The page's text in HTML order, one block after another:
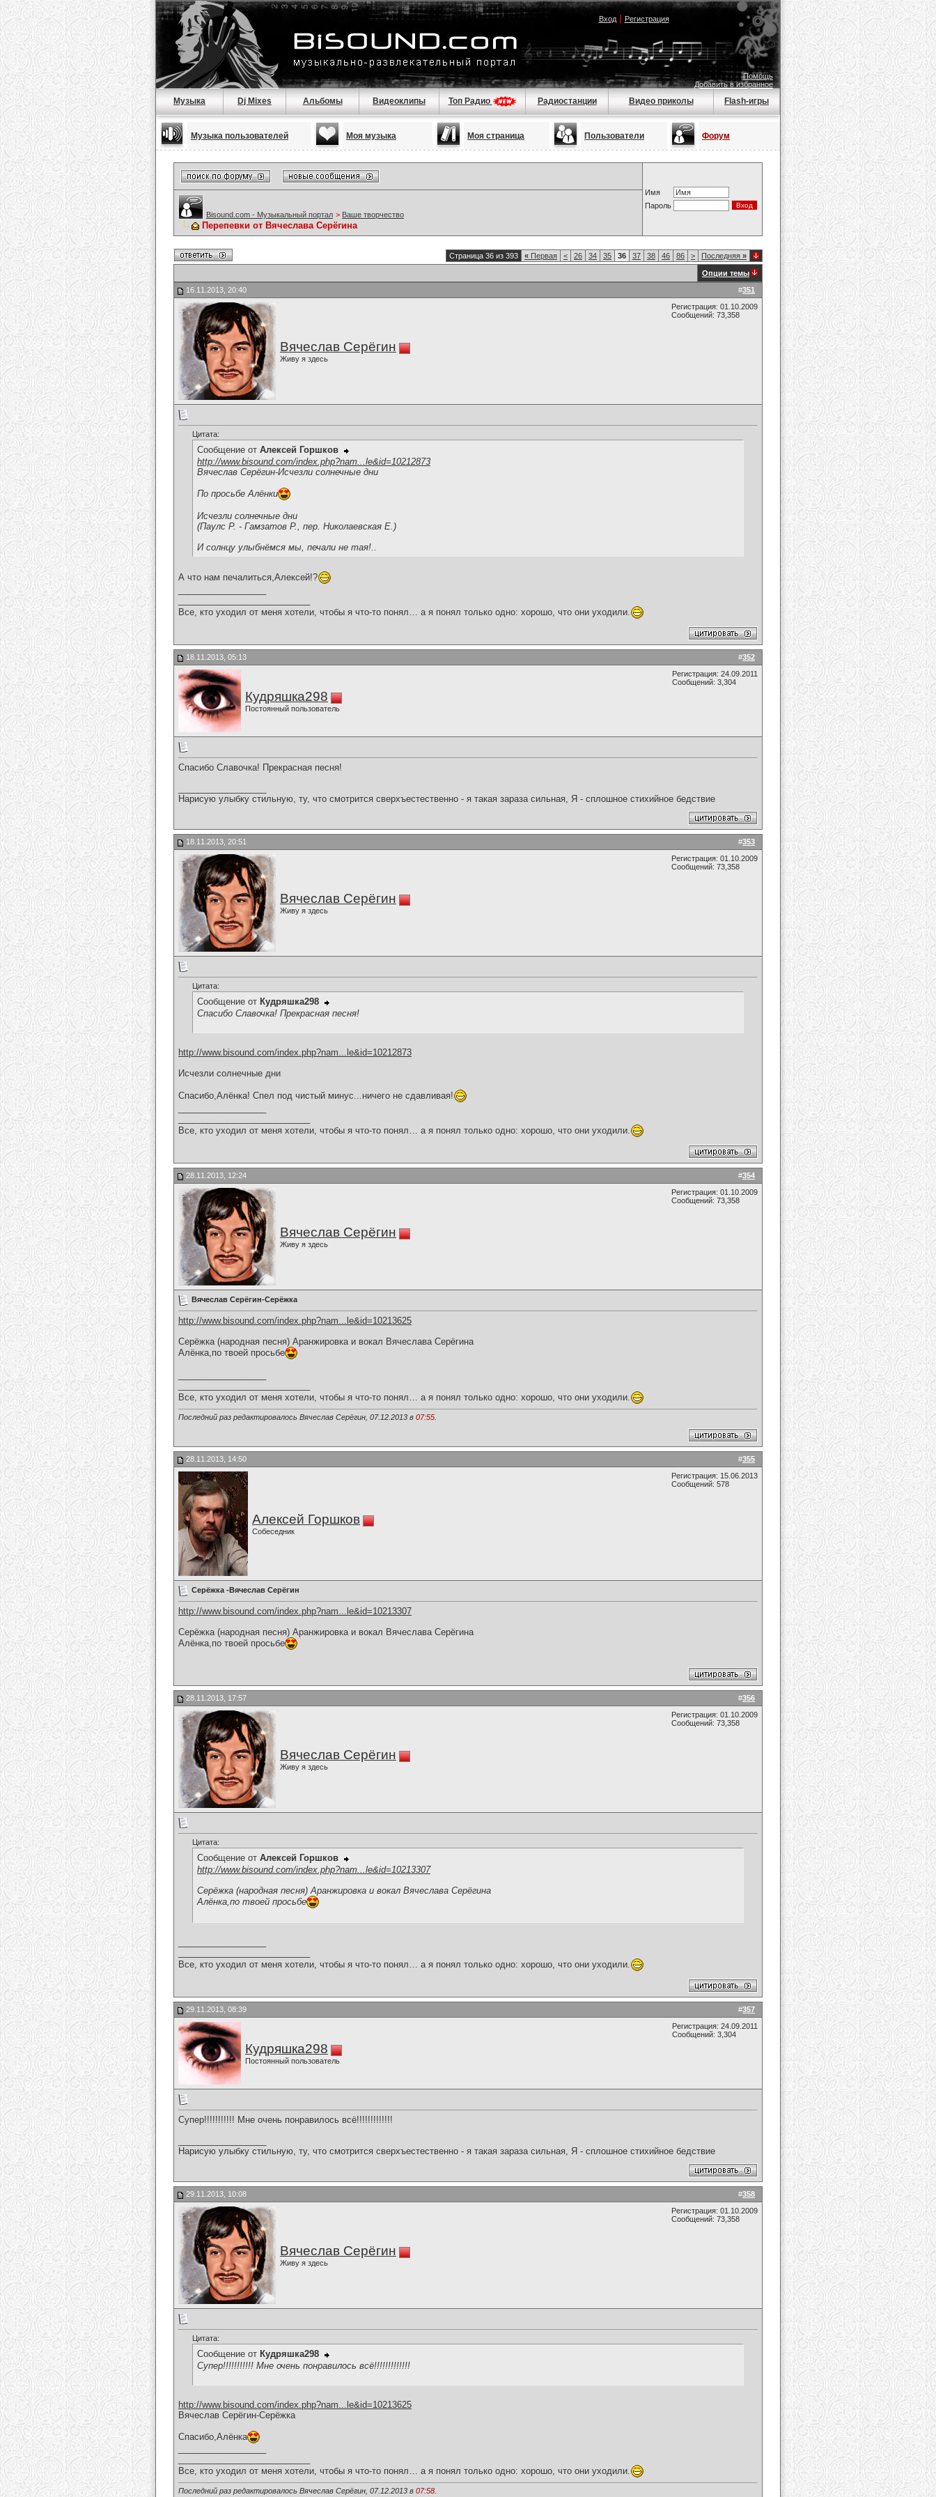
Вход| Регистрация
Помощь
Добавить в избранное
Музыка Dj Mixes Альбомы Видеоклипы Топ Радио Радиостанции Видео приколы Flash-игры
Музыка пользователей Моя музыка Моя страница Пользователи Форум
Имя
Пароль
Bisound.com - Музыкальный портал > Ваше творчество
Перепевки от Вячеслава Серёгина
Страница 36 из 393 « Первая < 26 34 35 36 37 38 46 86 > Последняя »
Опции темы
#351
16.11.2013, 20:40
Вячеслав Серёгин
Живу я здесь
Регистрация: 01.10.2009
Сообщений: 73,358
Цитата:
Сообщение от Алексей Горшков
http://www.bisound.com/index.php?nam...le&id=10212873
Вячеслав Серёгин-Исчезли солнечные дни
По просьбе Алёнки
Исчезли солнечные дни
(Паулс Р. - Гамзатов Р., пер. Николаевская Е.)
И солнцу улыбнёмся мы, печали не тая!..
А что нам печалиться,Алексей!?
Все, кто уходил от меня хотели, чтобы я что-то понял… а я понял только одно: хорошо, что они уходили.
#352
18.11.2013, 05:13
Кудряшка298
Постоянный пользователь
Регистрация: 24.09.2011
Сообщений: 3,304
Спасибо Славочка! Прекрасная песня!
Нарисую улыбку стильную, ту, что смотрится сверхъестественно - я такая зараза сильная, Я - сплошное стихийное бедствие
#353
18.11.2013, 20:51
Вячеслав Серёгин
Живу я здесь
Регистрация: 01.10.2009
Сообщений: 73,358
Цитата:
Сообщение от Кудряшка298
Спасибо Славочка! Прекрасная песня!
http://www.bisound.com/index.php?nam...le&id=10212873
Исчезли солнечные дни
Спасибо,Алёнка! Спел под чистый минус...ничего не сдавливая!
Все, кто уходил от меня хотели, чтобы я что-то понял… а я понял только одно: хорошо, что они уходили.
#354
28.11.2013, 12:24
Вячеслав Серёгин
Живу я здесь
Регистрация: 01.10.2009
Сообщений: 73,358
Вячеслав Серёгин-Серёжка
http://www.bisound.com/index.php?nam...le&id=10213625
Серёжка (народная песня) Аранжировка и вокал Вячеслава Серёгина
Алёнка,по твоей просьбе
Все, кто уходил от меня хотели, чтобы я что-то понял… а я понял только одно: хорошо, что они уходили.
Последний раз редактировалось Вячеслав Серёгин, 07.12.2013 в 07:55
#355
28.11.2013, 14:50
Алексей Горшков
Собеседник
Регистрация: 15.06.2013
Сообщений: 578
Серёжка -Вячеслав Серёгин
http://www.bisound.com/index.php?nam...le&id=10213307
Серёжка (народная песня) Аранжировка и вокал Вячеслава Серёгина
Алёнка,по твоей просьбе
#356
28.11.2013, 17:57
Вячеслав Серёгин
Живу я здесь
Регистрация: 01.10.2009
Сообщений: 73,358
Цитата:
Сообщение от Алексей Горшков
http://www.bisound.com/index.php?nam...le&id=10213307
Серёжка (народная песня) Аранжировка и вокал Вячеслава Серёгина
Алёнка,по твоей просьбе
Все, кто уходил от меня хотели, чтобы я что-то понял… а я понял только одно: хорошо, что они уходили.
#357
29.11.2013, 08:39
Кудряшка298
Постоянный пользователь
Регистрация: 24.09.2011
Сообщений: 3,304
Супер!!!!!!!!!!! Мне очень понравилось всё!!!!!!!!!!!!!
Нарисую улыбку стильную, ту, что смотрится сверхъестественно - я такая зараза сильная, Я - сплошное стихийное бедствие
#358
29.11.2013, 10:08
Вячеслав Серёгин
Живу я здесь
Регистрация: 01.10.2009
Сообщений: 73,358
Цитата:
Сообщение от Кудряшка298
Супер!!!!!!!!!!! Мне очень понравилось всё!!!!!!!!!!!!!
http://www.bisound.com/index.php?nam...le&id=10213625
Вячеслав Серёгин-Серёжка
Спасибо,Алёнка
Все, кто уходил от меня хотели, чтобы я что-то понял… а я понял только одно: хорошо, что они уходили.
Последний раз редактировалось Вячеслав Серёгин, 07.12.2013 в 07:58